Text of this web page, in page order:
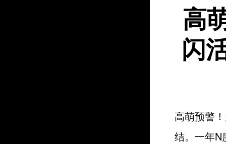
高
闪
高萌预警
结。一年N